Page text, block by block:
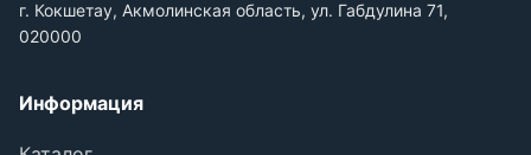
г. Кокшетау, Акмолинская область, ул. Габдулина 71,
020000
Информация